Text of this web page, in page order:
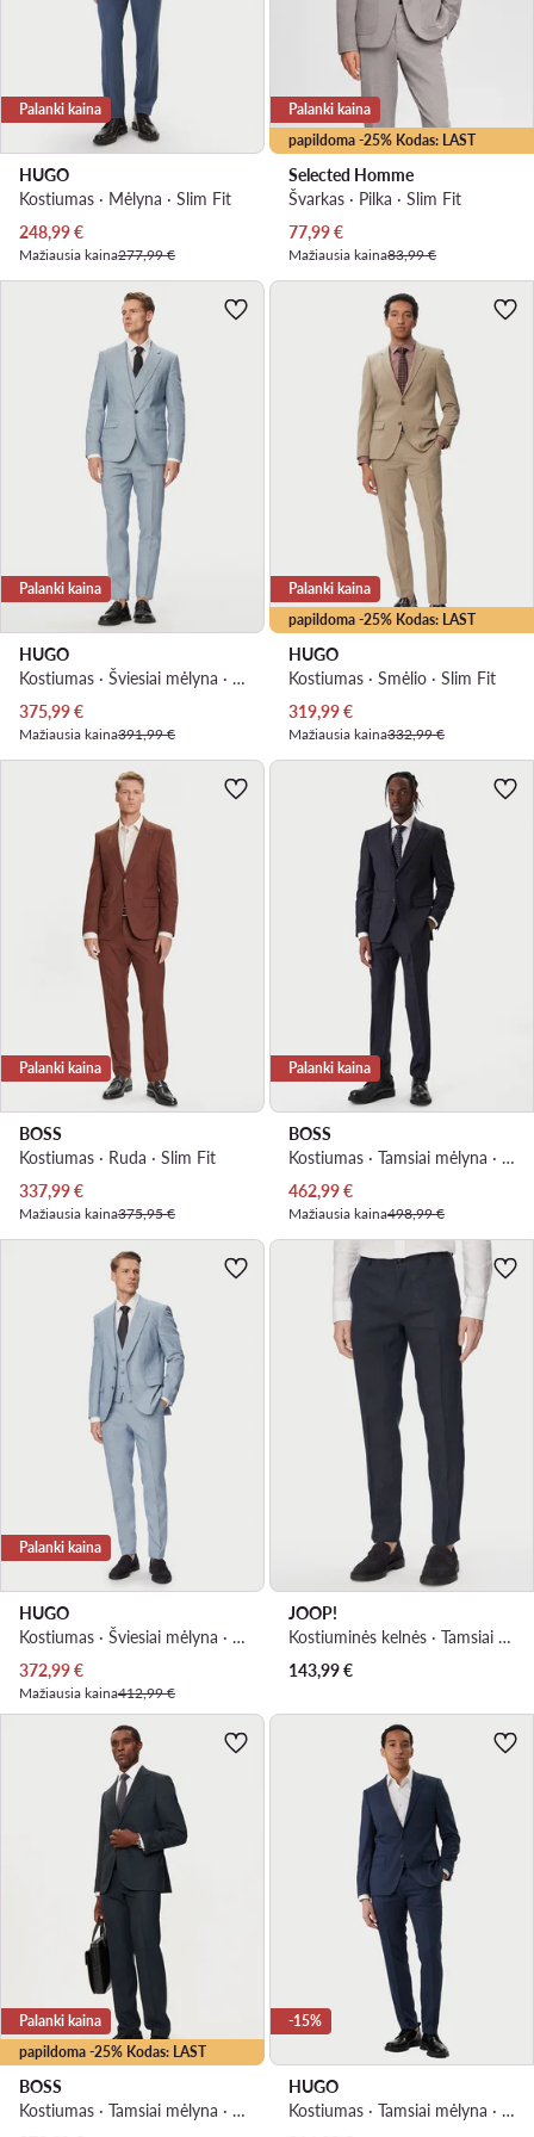
Palanki kaina
HUGO
Kostiumas · Mėlyna · Slim Fit
Dabartinė kaina
248,99€
Mažiausia kaina277,99 €
papildoma -25% Kodas: LAST
Palanki kaina
Selected Homme
Švarkas · Pilka · Slim Fit
Dabartinė kaina
77,99€
Mažiausia kaina83,99 €
Palanki kaina
HUGO
Kostiumas · Šviesiai mėlyna · Extra Slim Fit
Dabartinė kaina
375,99€
Mažiausia kaina391,99 €
papildoma -25% Kodas: LAST
Palanki kaina
HUGO
Kostiumas · Smėlio · Slim Fit
Dabartinė kaina
319,99€
Mažiausia kaina332,99 €
Palanki kaina
BOSS
Kostiumas · Ruda · Slim Fit
Dabartinė kaina
337,99€
Mažiausia kaina375,95 €
Palanki kaina
BOSS
Kostiumas · Tamsiai mėlyna · Slim Fit
Dabartinė kaina
462,99€
Mažiausia kaina498,99 €
Palanki kaina
HUGO
Kostiumas · Šviesiai mėlyna · Slim Fit
Dabartinė kaina
372,99€
Mažiausia kaina412,99 €
JOOP!
Kostiuminės kelnės · Tamsiai mėlyna · Slim Fit
143,99€
papildoma -25% Kodas: LAST
Palanki kaina
BOSS
Kostiumas · Tamsiai mėlyna · Regular Fit
-15%
HUGO
Kostiumas · Tamsiai mėlyna · Slim Fit